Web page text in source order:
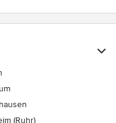
(Ruhr)